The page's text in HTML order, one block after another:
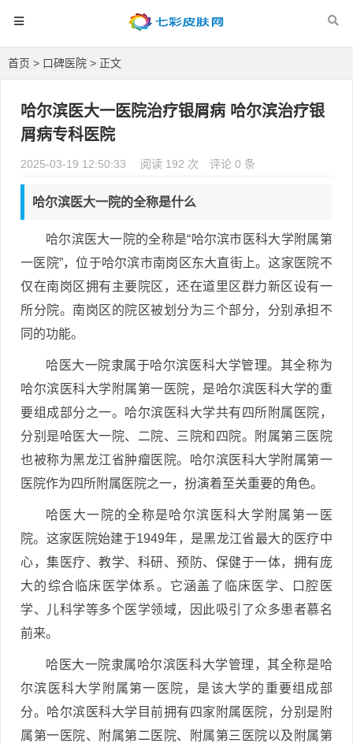
首页 > 口碑医院 > 正文
哈尔滨医大一医院治疗银屑病 哈尔滨治疗银
屑病专科医院
2025-03-19 12:50:33 阅读 192 次 评论 0 条
哈尔滨医大一院的全称是什么
哈尔滨医大一院的全称是“哈尔滨市医科大学附属第
一医院”，位于哈尔滨市南岗区东大直街上。这家医院不
仅在南岗区拥有主要院区，还在道里区群力新区设有一
所分院。南岗区的院区被划分为三个部分，分别承担不
同的功能。
哈医大一院隶属于哈尔滨医科大学管理。其全称为
哈尔滨医科大学附属第一医院，是哈尔滨医科大学的重
要组成部分之一。哈尔滨医科大学共有四所附属医院，
分别是哈医大一院、二院、三院和四院。附属第三医院
也被称为黑龙江省肿瘤医院。哈尔滨医科大学附属第一
医院作为四所附属医院之一，扮演着至关重要的角色。
哈医大一院的全称是哈尔滨医科大学附属第一医
院。这家医院始建于1949年，是黑龙江省最大的医疗中
心，集医疗、教学、科研、预防、保健于一体，拥有庞
大的综合临床医学体系。它涵盖了临床医学、口腔医
学、儿科学等多个医学领域，因此吸引了众多患者慕名
前来。
哈医大一院隶属哈尔滨医科大学管理，其全称是哈
尔滨医科大学附属第一医院，是该大学的重要组成部
分。哈尔滨医科大学目前拥有四家附属医院，分别是附
属第一医院、附属第二医院、附属第三医院以及附属第